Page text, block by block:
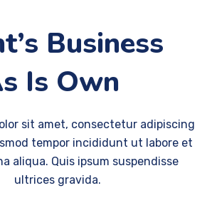
Business
Is Own
sit amet, consectetur adipiscing
tempor incididunt ut labore et
aliqua. Quis ipsum suspendisse
ultrices gravida.